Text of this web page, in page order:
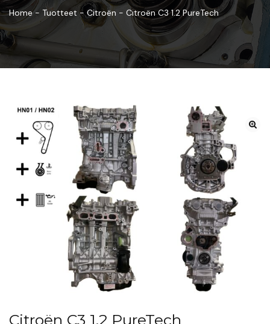
Home- Tuotteet -Citroën - Citroën C3 1.2 PureTech
Citroën C3 1.2 PureTech